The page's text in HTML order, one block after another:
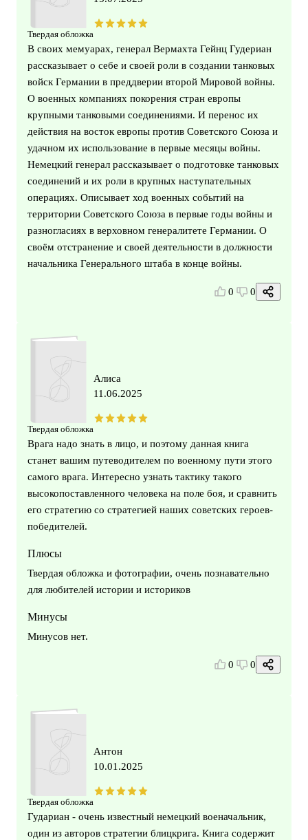
Твердая обложка
В своих мемуарах, генерал Вермахта Гейнц Гудериан
рассказывает о себе и своей роли в создании танковых
войск Германии в преддверии второй Мировой войны.
О военных компаниях покорения стран европы
крупными танковыми соединениями. И перенос их
действия на восток европы против Советского Союза и
удачном их использование в первые месяцы войны.
Немецкий генерал рассказывает о подготовке танковых
соединений и их роли в крупных наступательных
операциях. Описывает ход военных событий на
территории Советского Союза в первые годы войны и
разногласиях в верховном генералитете Германии. О
своём отстранение и своей деятельности в должности
начальника Генерального штаба в конце войны.
0 0
Твердая обложка
Алиса
11.06.2025
Врага надо знать в лицо, и поэтому данная книга
станет вашим путеводителем по военному пути этого
самого врага. Интересно узнать тактику такого
высокопоставленного человека на поле боя, и сравнить
его стратегию со стратегией наших советских героев-
победителей.
Плюсы
Твердая обложка и фотографии, очень познавательно
для любителей истории и историков
Минусы
Минусов нет.
0 0
Твердая обложка
Антон
10.01.2025
Гудариан - очень известный немецкий военачальник,
один из авторов стратегии блицкрига. Книга содержит